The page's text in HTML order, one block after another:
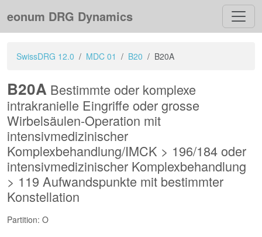
eonum DRG Dynamics
SwissDRG 12.0 MDC 01 B20 B20A
B20A Bestimmte oder komplexe
intrakranielle Eingriffe oder grosse
Wirbelsäulen-Operation mit
intensivmedizinischer
Komplexbehandlung/IMCK > 196/184 oder
intensivmedizinischer Komplexbehandlung
> 119 Aufwandspunkte mit bestimmter
Konstellation
Partition: O